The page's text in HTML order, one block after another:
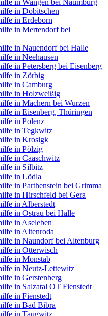
in Dobitschen
in Erdeborn
in Mertendorf bei
in Nauendorf bei Halle
in Neehausen
in Petersberg bei Eisenberg
in Zörbig
in Camburg
in Holzweißig
in Machern bei Wurzen
in Eisenberg, Thüringen
in Polenz
in Tegkwitz
in Krosigk
in Pölzig
in Caaschwitz
in Silbitz
in Lödla
in Parthenstein bei Grimma
in Hirschfeld bei Gera
in Alberstedt
in Ostrau bei Halle
in Aseleben
in Altenroda
in Naundorf bei Altenburg
in Otterwisch
in Monstab
in Neutz-Lettewitz
in Gerstenberg
in Salzatal OT Fienstedt
in Fienstedt
in Bad Bibra
in Taugwitz